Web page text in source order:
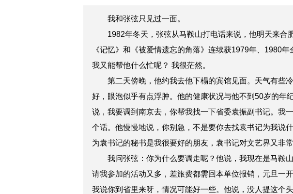
我和张弦只见过一面。
1982年冬天，张弦从马鞍山打电话来说，他明天来合
《记忆》和《被爱情遗忘的角落》连续获1979年、1980
我又能帮他什么忙呢？ 我很茫然。
第二天傍晚，他约我去他下榻的宾馆见面。天气有些冷
好，眼泡似乎有点浮肿。他的健康状况与他不到50岁的年
说，我要调到南京去，你帮我找一下省委袁振副书记。我
个话。他慢慢地说，你别急，不是要你去找袁书记为我说
为袁书记的秘书是我很要好的朋友，袁书记对文艺界又非
我问张弦：你为什么要调走呢？他说，我现在是马鞍山
请我参加的活动又多，差旅费都需回本单位报销，元旦一
我说你到省里来呀，情况可能好一些。他说，没人提这个